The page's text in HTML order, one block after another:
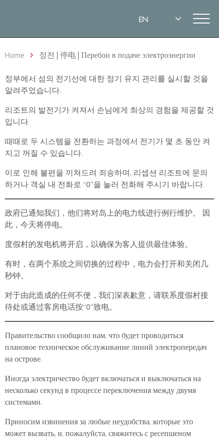
Home 정전 | 停电 | Перебои в подаче электроэнергии
정부에서 섬의 ​​전기선에 대한 정기 유지 관리를 실시할 것을
알려주었습니다.
리조트의 발전기가 켜져서 손님에게 최상의 경험을 제공할 것
입니다.
때때로 두 시스템을 전환하는 과정에서 전기가 몇 초 동안 켜
지고 꺼질 수 있습니다.
이로 인해 불편을 끼쳐드려 죄송하며, 리셉션 리조트에 문의
하거나 객실 내 전화로 “0”을 눌러 전화해 주시기 바랍니다.
政府已通知我们，他们将对岛上的电力线进行例行维护。 因
此，今天将停电。
度假村的发电机将开启，以确保为客人提供最佳体验。
有时，在两个系统之间切换的过程中，电力会打开和关闭几
秒钟。
对于由此造成的任何不便，我们深表歉意，请联系度假村接
待处或通过客房电话按“0”致电。
Правительство сообщило нам, что будет проводиться
плановое техническое обслуживание линий электропередач
на острове.
Иногда электричество будет включаться и выключаться на
несколько секунд в процессе переключения между двумя
системами.
Приносим извинения за любые неудобства, которые это
может вызвать, и, пожалуйста, свяжитесь с ресепшеном